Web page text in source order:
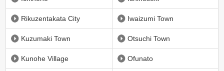
Rikuzentakata City Iwaizumi Town
Kuzumaki Town Otsuchi Town
Kunohe Village Ofunato